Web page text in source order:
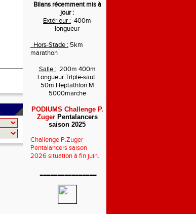
Bilans récemment mis à
jour :
Extérieur : 400m
longueur
Hors-Stade : 5km
marathon
Salle : 200m 400m
Longueur Triple-saut
50m Heptathlon M
5000marche
PODIUMS Challenge P.
ZugerPentalancers
saison 2025
Challenge P.Zuger
Pentalancers saison
2026 situation à fin juin.
----------------